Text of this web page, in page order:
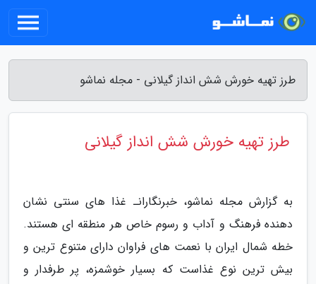
طرز تهیه خورش شش انداز گیلانی - مجله نماشو
طرز تهیه خورش شش انداز گیلانی
به گزارش مجله نماشو، خبرنگارانـ غذا های سنتی نشان
دهنده فرهنگ و آداب و رسوم خاص هر منطقه ای هستند.
خطه شمال ایران با نعمت های فراوان دارای متنوع ترین و
بیش ترین نوع غذاست که بسیار خوشمزه، پر طرفدار و